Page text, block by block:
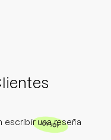
escribir una reseña